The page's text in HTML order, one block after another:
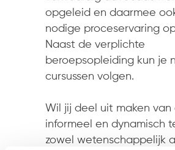
opgeleid en daarmee
nodige proceservaring
Naast de verplichte
beroepsopleiding kun je
cursussen volgen.
Wil jij deel uit maken van
informeel en dynamisch
zowel wetenschappelijk